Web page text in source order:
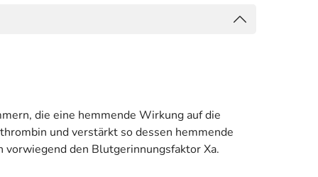
die eine hemmende Wirkung auf die
und verstärkt so dessen hemmende
den Blutgerinnungsfaktor Xa.